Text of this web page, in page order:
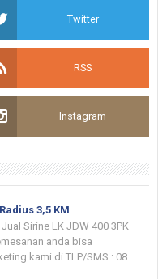
Twitter
RSS
Instagram
3,5 KM
Sirine LK JDW 400 3PK
anda bisa
kami di TLP/SMS : 08...